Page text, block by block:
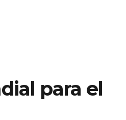
para el